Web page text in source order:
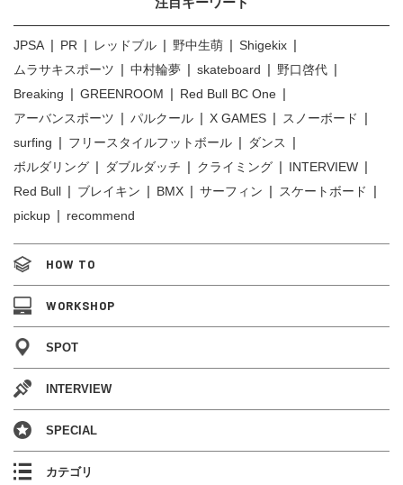
JPSA PR レッドブル 野中生萌
Shigekix
ムラサキスポーツ
中村輪夢 skateboard
野口啓代
Breaking
GREENROOM
Red Bull BC One
アーバンスポーツ
パルクール X GAMES
スノーボード
surfing
フリースタイルフットボール
ダンス
ボルダリング
ダブルダッチ クライミング
INTERVIEW
Red Bull
ブレイキン BMX サーフィン
スケートボード
pickup
recommend
HOW TO
WORKSHOP
SPOT
INTERVIEW
SPECIAL
カテゴリ